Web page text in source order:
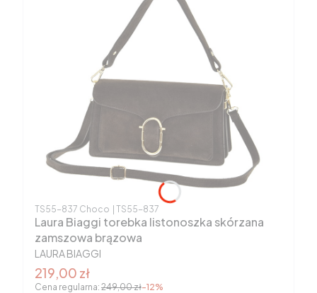
Kod produktu
TS55-837 Choco Kod producenta
TS55-837
Laura Biaggi torebka listonoszka skórzana
zamszowa brązowa
PRODUCENT
LAURA BIAGGI
Cena promocyjna brutto
219,00 zł
Cena regularna: 249,00 zł-12%